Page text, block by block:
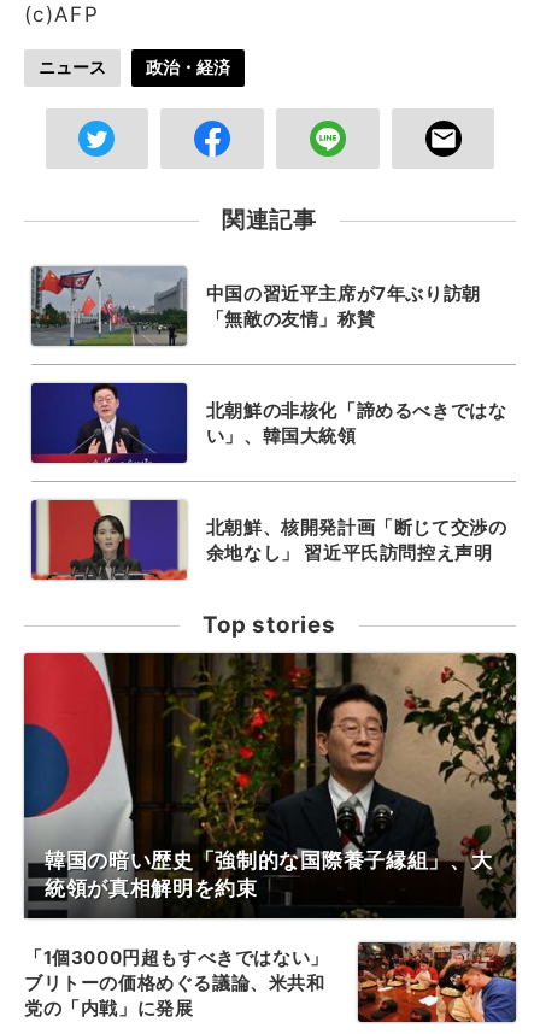
(c)AFP
ニュース 政治・経済
関連記事
中国の習近平主席が7年ぶり訪朝
「無敵の友情」称賛
北朝鮮の非核化「諦めるべきではな
い」、韓国大統領
北朝鮮、核開発計画「断じて交渉の
余地なし」 習近平氏訪問控え声明
Top stories
韓国の暗い歴史「強制的な国際養子縁組」、大
統領が真相解明を約束
「1個3000円超もすべきではない」
ブリトーの価格めぐる議論、米共和
党の「内戦」に発展